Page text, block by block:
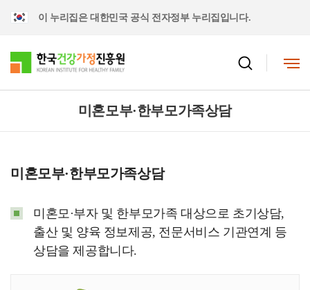
이 누리집은 대한민국 공식 전자정부 누리집입니다.
미혼모부·한부모가족상담
미혼모부·한부모가족상담
미혼모·부자 및 한부모가족 대상으로 초기상담,
출산 및 양육 정보제공, 전문서비스 기관연계 등
상담을 제공합니다.